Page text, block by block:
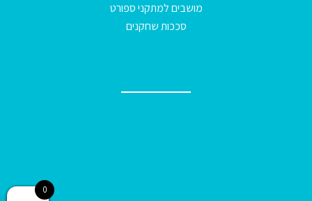
מושבים למתקני ספורט
סככות שחקנים
0